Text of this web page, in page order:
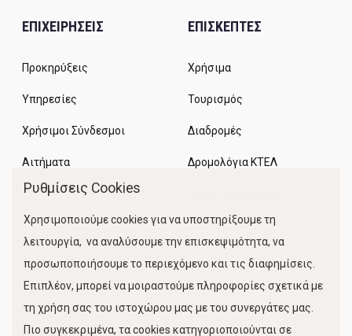
ΕΠΙΧΕΙΡΗΣΕΙΣ
Προκηρύξεις
Υπηρεσίες
Χρήσιμοι Σύνδεσμοι
Αιτήματα
ΕΠΙΣΚΕΠΤΕΣ
Χρήσιμα
Τουρισμός
Διαδρομές
Δρομολόγια ΚΤΕΛ
Κίνηση Λιμένος
Ρυθμίσεις Cookies
Χρησιμοποιούμε cookies για να υποστηρίξουμε τη
λειτουργία, να αναλύσουμε την επισκεψιμότητα, να
προσωποποιήσουμε το περιεχόμενο και τις διαφημίσεις.
Επιπλέον, μπορεί να μοιραστούμε πληροφορίες σχετικά με
τη χρήση σας του ιστοχώρου μας με του συνεργάτες μας.
Πιο συγκεκριμένα, τα cookies κατηγοριοποιούνται σε